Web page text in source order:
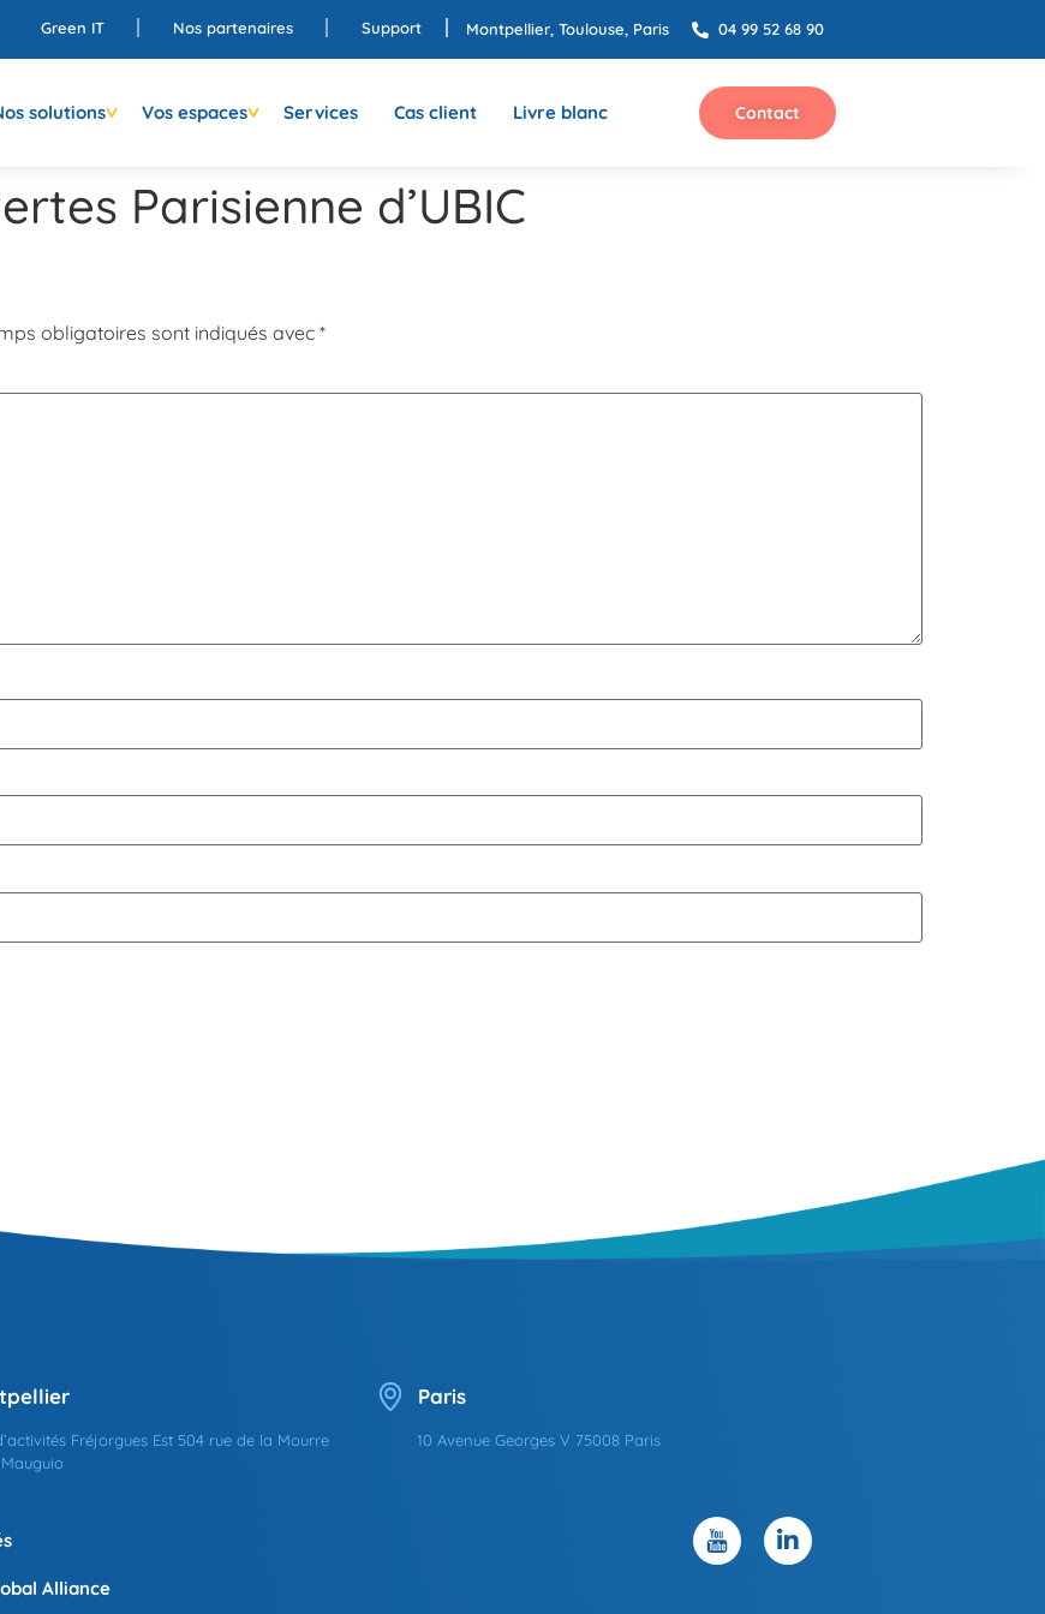
Green IT Nos partenaires Support Montpellier, Toulouse, Paris 04 99 52 68 90
solutions Vos espaces Services Cas client Livre blanc Contact
Parisienne d’UBIC
obligatoires sont indiqués avec *
Fréjorgues Est 504 rue de la Mourre
Paris
10 Avenue Georges V 75008 Paris
Alliance